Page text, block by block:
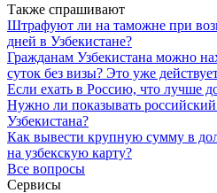
Также спрашивают
Штрафуют ли на таможне при
дней в Узбекистане?
Гражданам Узбекистана можно
суток без визы? Это уже
Если ехать в Россию, что лучше
Нужно ли показывать
Узбекистана?
Как вывести крупную сумму в
на узбекскую карту?
Все вопросы
Сервисы